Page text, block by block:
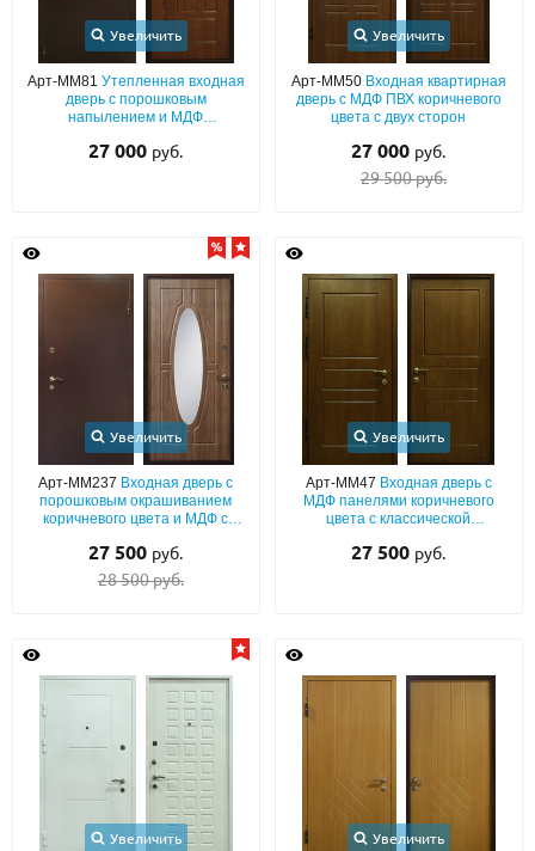
Увеличить
Арт-ММ81 Утепленная входная
дверь с порошковым
напылением и МДФ
27 000 руб.
Увеличить
Арт-ММ50 Входная квартирная
дверь с МДФ ПВХ коричневого
цвета с двух сторон
27 000 руб.
29 500 руб.
Увеличить
Арт-ММ237 Входная дверь с
порошковым окрашиванием
коричневого цвета и МДФ с
27 500 руб.
28 500 руб.
Увеличить
Арт-ММ47 Входная дверь с
МДФ панелями коричневого
цвета с классической
27 500 руб.
Увеличить Увеличить